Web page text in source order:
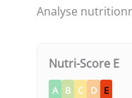
Analyse
Nutri-Score E
A B C D E